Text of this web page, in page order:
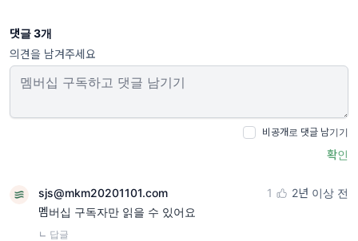
댓글 3개
의견을 남겨주세요
비공개로 댓글 남기기
확인
sjs@mkm20201101.com 1
2년 이상 전
멤버십 구독자만 읽을 수 있어요
ㄴ 답글